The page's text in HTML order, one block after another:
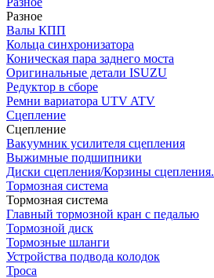
Разное
Валы КПП
Кольца синхронизатора
Коническая пара заднего моста
Оригинальные детали ISUZU
Редуктор в сборе
Ремни вариатора UTV ATV
Сцепление
Сцепление
Вакуумник усилителя сцепления
Выжимные подшипники
Диски сцепления/Корзины сцепления.
Тормозная система
Тормозная система
Главный тормозной кран с педалью
Тормозной диск
Тормозные шланги
Устройства подвода колодок
Троса